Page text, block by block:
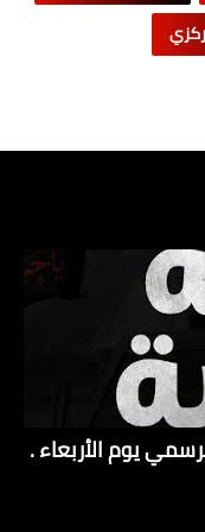
يوم الأربعاء .